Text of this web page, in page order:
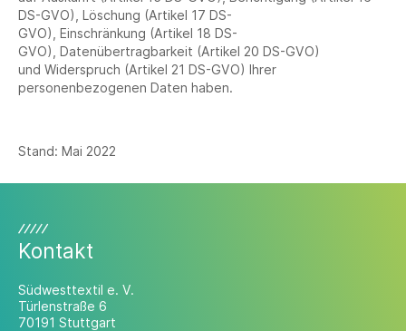
DS-GVO), Löschung (Artikel 17 DS-
GVO), Einschränkung (Artikel 18 DS-
GVO), Datenübertragbarkeit (Artikel 20 DS-GVO)
und Widerspruch (Artikel 21 DS-GVO) Ihrer
personenbezogenen Daten haben.
Stand: Mai 2022
Kontakt
Südwesttextil e. V.
Türlenstraße 6
70191 Stuttgart